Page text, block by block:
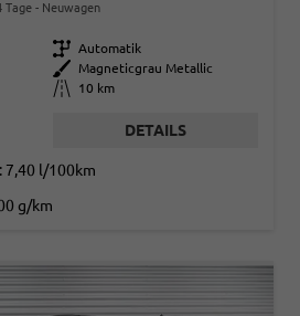
Tage Neuwagen
Getriebe Automatik
Außenfarbe
Magneticgrau Metallic
Kilometerstand 10 km
DETAILS
7,40 l/100km
g/km